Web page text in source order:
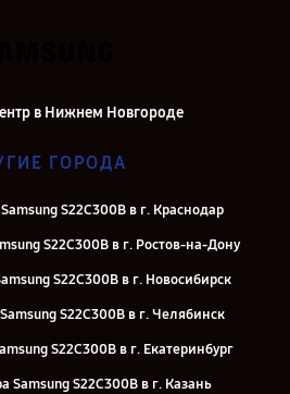
в Нижнем Новгороде
ГОРОДА
S22C300B в г. Краснодар
S22C300B в г. Ростов-на-Дону
S22C300B в г. Новосибирск
S22C300B в г. Челябинск
S22C300B в г. Екатеринбург
Samsung S22C300B в г. Казань